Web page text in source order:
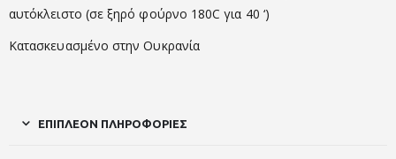
αυτόκλειστο (σε ξηρό φούρνο 180C για 40 ‘)
Κατασκευασμένο στην Ουκρανία
ΕΠΙΠΛΈΟΝ ΠΛΗΡΟΦΟΡΊΕΣ